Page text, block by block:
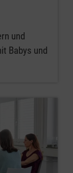
und
Babys und